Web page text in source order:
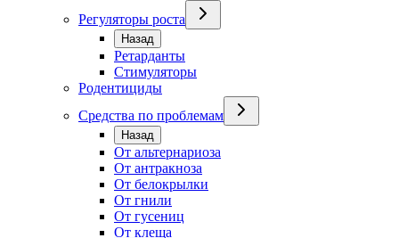
Регуляторы роста
Назад
Ретарданты
Стимуляторы
Родентициды
Средства по проблемам
Назад
От альтернариоза
От антракноза
От белокрылки
От гнили
От гусениц
От клеща